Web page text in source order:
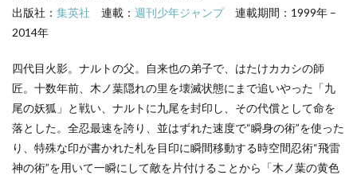
出版社： 集英社 連載： 週刊少年ジャンプ連載期間：1999年 –
2014年
四代目火影。ナルトの父。自来也の弟子で、はたけカカシの師
匠。十数年前、木ノ葉隠れの里を壊滅状態にまで追いやった「九
尾の妖狐」と戦い、ナルトに九尾を封印し、その代償として命を
落とした。全忍最速を誇り、並はずれた速度で“瞬身の術”を使った
り、特殊な印が書かれた札を目印に瞬間移動する時空間忍術“飛雷
神の術”を用いて一瞬にして敵を片付けることから「木ノ葉の黄色